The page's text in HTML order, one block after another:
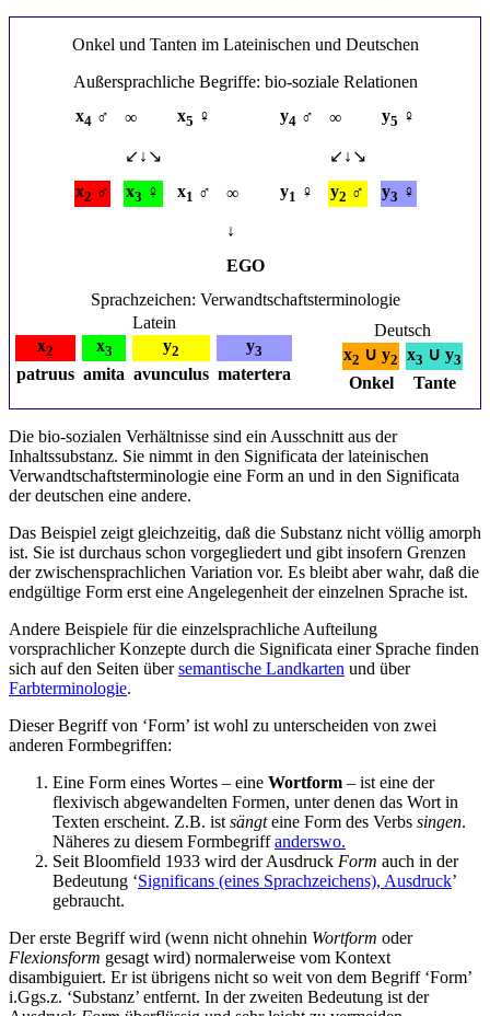
Onkel und Tanten im Lateinischen und Deutschen
Außersprachliche Begriffe: bio-soziale Relationen
x4 ♂ ∞ x5 ♀ y4 ♂ ∞ y5 ♀
↙↓↘
↙↓↘
x2 ♂ x3 ♀ x1 ♂ ∞ y1 ♀ y2 ♂ y3 ♀
↓
EGO
Sprachzeichen: Verwandtschaftsterminologie
Latein
x2 x3 y2 y3
patruus amita avunculus matertera
Deutsch
x2 ∪ y2 x3 ∪ y3
Onkel Tante
Die bio-sozialen Verhältnisse sind ein Ausschnitt aus der
Inhaltssubstanz. Sie nimmt in den Significata der lateinischen
Verwandtschaftsterminologie eine Form an und in den Significata
der deutschen eine andere.
Das Beispiel zeigt gleichzeitig, daß die Substanz nicht völlig amorph
ist. Sie ist durchaus schon vorgegliedert und gibt insofern Grenzen
der zwischensprachlichen Variation vor. Es bleibt aber wahr, daß die
endgültige Form erst eine Angelegenheit der einzelnen Sprache ist.
Andere Beispiele für die einzelsprachliche Aufteilung
vorsprachlicher Konzepte durch die Significata einer Sprache finden
sich auf den Seiten übersemantische Landkarten und über
Farbterminologie.
Dieser Begriff von ‘Form’ ist wohl zu unterscheiden von zwei
anderen Formbegriffen:
Eine Form eines Wortes – eine Wortform – ist eine der
flexivisch abgewandelten Formen, unter denen das Wort in
Texten erscheint. Z.B. ist sängteine Form des Verbs singen.
Näheres zu diesem Formbegriffanderswo.
Seit Bloomfield 1933 wird der Ausdruck Form auch in der
Bedeutung ‘Significans (eines Sprachzeichens), Ausdruck’
gebraucht.
Der erste Begriff wird (wenn nicht ohnehin Wortform oder
Flexionsform gesagt wird) normalerweise vom Kontext
disambiguiert. Er ist übrigens nicht so weit von dem Begriff ‘Form’
i.Ggs.z. ‘Substanz’ entfernt. In der zweiten Bedeutung ist der